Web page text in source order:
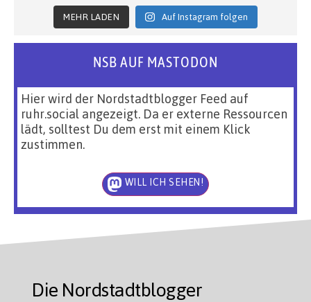
MEHR LADEN Auf Instagram folgen
NSB AUF MASTODON
Hier wird der Nordstadtblogger Feed auf
ruhr.social angezeigt. Da er externe Ressourcen
lädt, solltest Du dem erst mit einem Klick
zustimmen.
WILL ICH SEHEN!
Die Nordstadtblogger